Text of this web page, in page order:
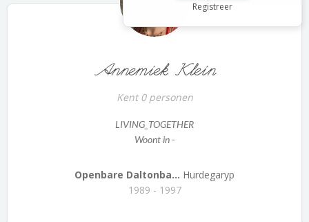
Registreer
Annemiek Klein
Kent 0 personen
LIVING_TOGETHER
Woont in -
Openbare Daltonba... Hurdegaryp
1989 - 1997